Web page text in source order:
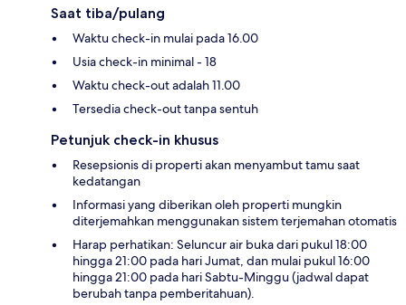
Saat tiba/pulang
Waktu check-in mulai pada 16.00
Usia check-in minimal - 18
Waktu check-out adalah 11.00
Tersedia check-out tanpa sentuh
Petunjuk check-in khusus
Resepsionis di properti akan menyambut tamu saat
kedatangan
Informasi yang diberikan oleh properti mungkin
diterjemahkan menggunakan sistem terjemahan otomatis
Harap perhatikan: Seluncur air buka dari pukul 18:00
hingga 21:00 pada hari Jumat, dan mulai pukul 16:00
hingga 21:00 pada hari Sabtu-Minggu (jadwal dapat
berubah tanpa pemberitahuan).